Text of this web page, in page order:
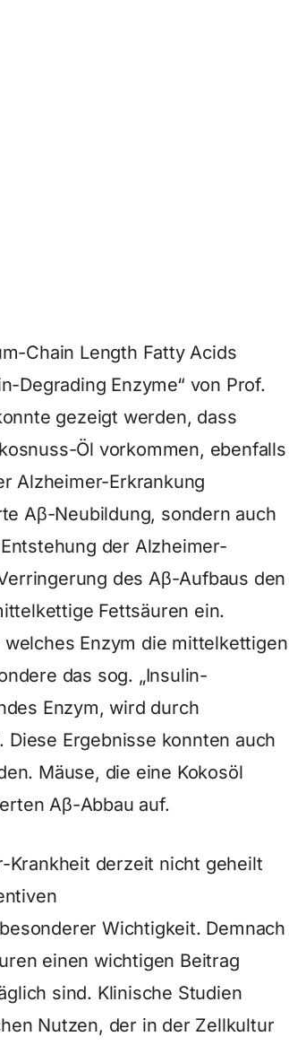
Chain Length Fatty Acids
Degrading Enzyme“ von Prof.
gezeigt werden, dass
Öl vorkommen, ebenfalls
Alzheimer-Erkrankung
Aβ-Neubildung, sondern auch
der Alzheimer-
des Aβ-Aufbaus den
Fettsäuren ein.
Enzym die mittelkettigen
das sog. „Insulin-
Enzym, wird durch
Ergebnisse konnten auch
Mäuse, die eine Kokosöl
Aβ-Abbau auf.
Krankheit derzeit nicht geheilt
Wichtigkeit. Demnach
einen wichtigen Beitrag
sind. Klinische Studien
Nutzen, der in der Zellkultur